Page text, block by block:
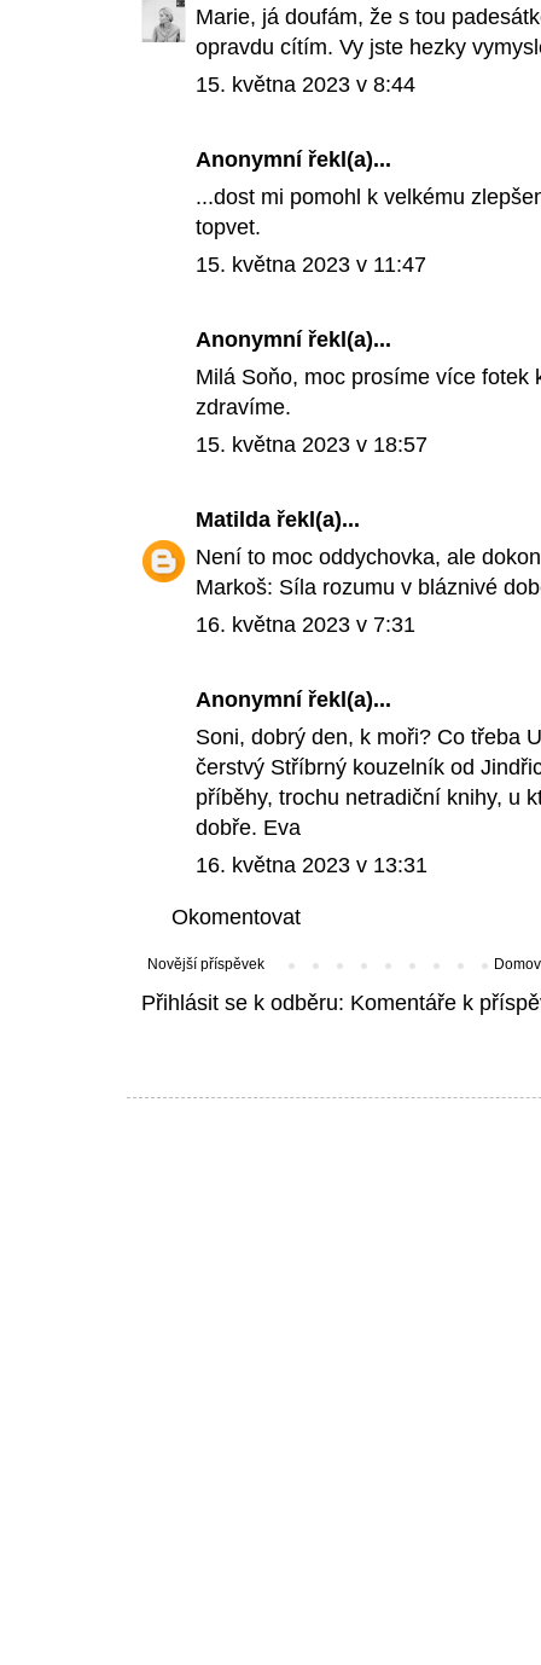
Marie, já doufám, že s tou
opravdu cítím. Vy jste hezky
15. května 2023 v 8:44
Anonymní řekl(a)...
...dost mi pomohl k velkému
topvet.
15. května 2023 v 11:47
Anonymní řekl(a)...
Milá Soňo, moc prosíme více fotek
zdravíme.
15. května 2023 v 18:57
Matilda řekl(a)...
Není to moc oddychovka, ale
Markoš: Síla rozumu v bláznivé
16. května 2023 v 7:31
Anonymní řekl(a)...
Soni, dobrý den, k moři? Co třeba
čerstvý Stříbrný kouzelník od
příběhy, trochu netradiční knihy, u
dobře. Eva
16. května 2023 v 13:31
Okomentovat
Novější příspěvek
Přihlásit se k odběru: Komentáře k